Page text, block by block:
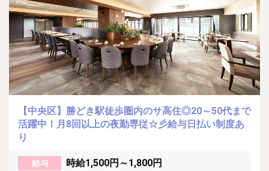
【中央区】勝どき駅徒歩圏内のサ高住◎20～50代まで
活躍中！月8回以上の夜勤専従☆彡給与日払い制度あ
り
給与 時給1,500円～1,800円